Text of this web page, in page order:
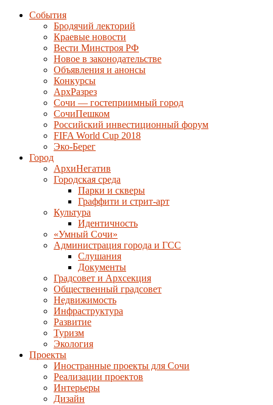
События
Бродячий лекторий
Краевые новости
Вести Минстроя РФ
Новое в законодательстве
Объявления и анонсы
Конкурсы
АрхРазрез
Сочи — гостеприимный город
СочиПешком
Российский инвестиционный форум
FIFA World Cup 2018
Эко-Берег
Город
АрхиНегатив
Городская среда
Парки и скверы
Граффити и стрит-арт
Культура
Идентичность
«Умный Сочи»
Администрация города и ГСС
Слушания
Документы
Градсовет и Архсекция
Общественный градсовет
Недвижимость
Инфраструктура
Развитие
Туризм
Экология
Проекты
Иностранные проекты для Сочи
Реализации проектов
Интерьеры
Дизайн